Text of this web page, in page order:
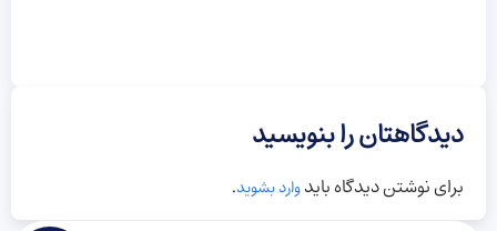
دیدگاهتان را بنویسید
برای نوشتن دیدگاه بایدوارد بشوید.